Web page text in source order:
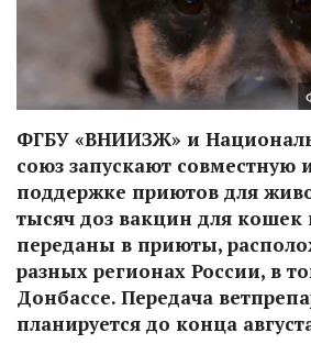
ФГБУ «ВНИИЗЖ» и
союз запускают совместную
поддержке приютов для
тысяч доз вакцин для кошек
переданы в приюты,
разных регионах России, в
Донбассе. Передача
планируется до конца